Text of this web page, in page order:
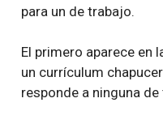
para un de trabajo.
El primero aparece en
un currículum
responde a ninguna